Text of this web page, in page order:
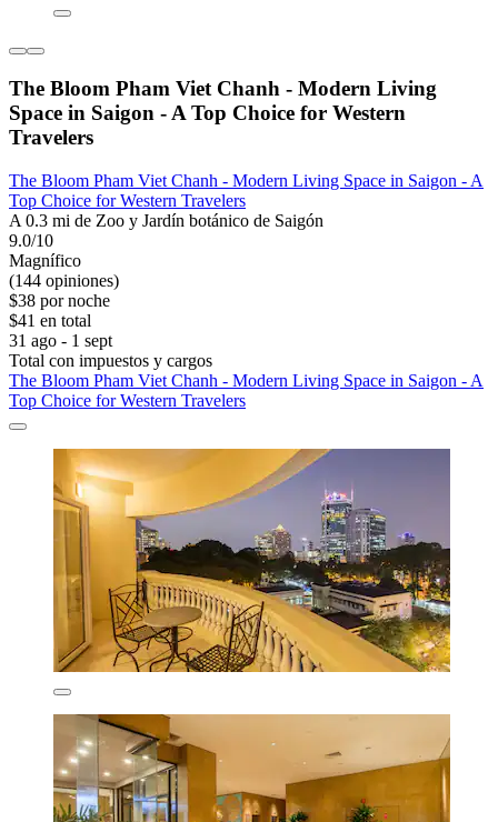
The Bloom Pham Viet Chanh - Modern Living
Space in Saigon - A Top Choice for Western
Travelers
The Bloom Pham Viet Chanh - Modern Living Space in Saigon - A
Top Choice for Western Travelers
A 0.3 mi de Zoo y Jardín botánico de Saigón
9.0/10
Magnífico
(144 opiniones)
$38 por noche
$41 en total
31 ago - 1 sept
Total con impuestos y cargos
The Bloom Pham Viet Chanh - Modern Living Space in Saigon - A
Top Choice for Western Travelers